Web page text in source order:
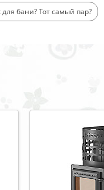
бани? Тот самый пар?